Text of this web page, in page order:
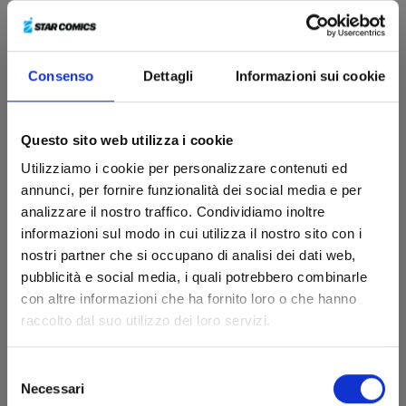
Consenso Dettagli Informazioni sui cookie
Questo sito web utilizza i cookie
Utilizziamo i cookie per personalizzare contenuti ed
annunci, per fornire funzionalità dei social media e per
analizzare il nostro traffico. Condividiamo inoltre
informazioni sul modo in cui utilizza il nostro sito con i
nostri partner che si occupano di analisi dei dati web,
pubblicità e social media, i quali potrebbero combinarle
con altre informazioni che ha fornito loro o che hanno
raccolto dal suo utilizzo dei loro servizi.
delNecessari
ODYSSEY n. 4